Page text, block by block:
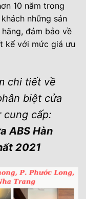
10 năm trong
những sản
đảm bảo về
kế với mức giá ưu
chi tiết về
biệt cửa
cung cấp:
ABS Hàn
2021